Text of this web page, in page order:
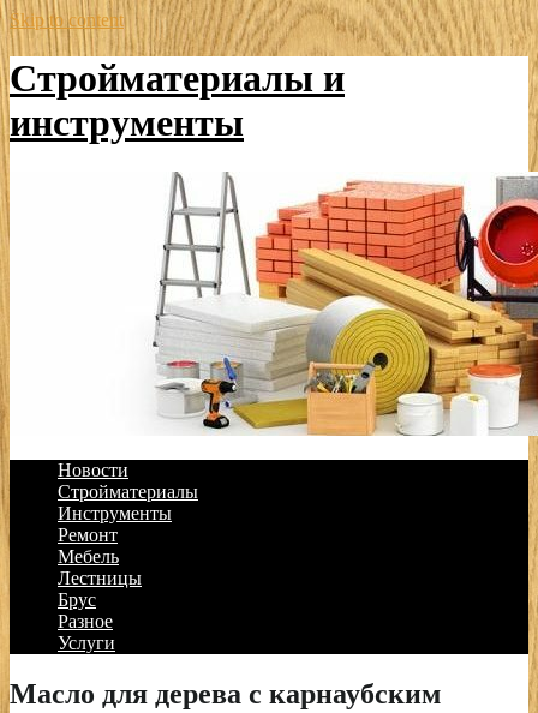
Skip to content
Стройматериалы и
инструменты
Новости
Стройматериалы
Инструменты
Ремонт
Мебель
Лестницы
Брус
Разное
Услуги
Масло для дерева с карнаубским